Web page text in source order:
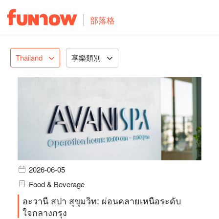
部落格
Thailand 享樂類別
2026-06-05
Food & Beverage
อะวานี สปา สุขุมวิท: ผ่อนคลายเหนือระดับ
ใจกลางกรุง